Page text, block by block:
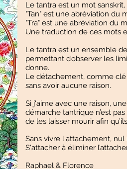
Le tantra est un mot
"Tan" est une abréviation du
"Tra" est une abréviation du
Une traduction de ces mots
Le tantra est un ensemble
permettant d’observer les
donne.
Le détachement, comme clé
sans avoir aucune raison.
Si j'aime avec une raison,
démarche tantrique n’est
de les laisser mourir afin
​Sans vivre l'attachement, nul
S'attacher à éliminer
​Raphael & Florence